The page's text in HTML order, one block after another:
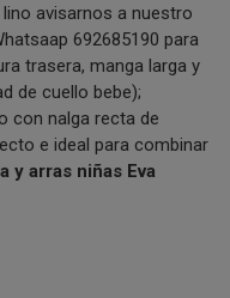
avisarnos a nuestro
692685190 para
trasera, manga larga y
de cuello bebe);
con nalga recta de
y arras niñas Eva